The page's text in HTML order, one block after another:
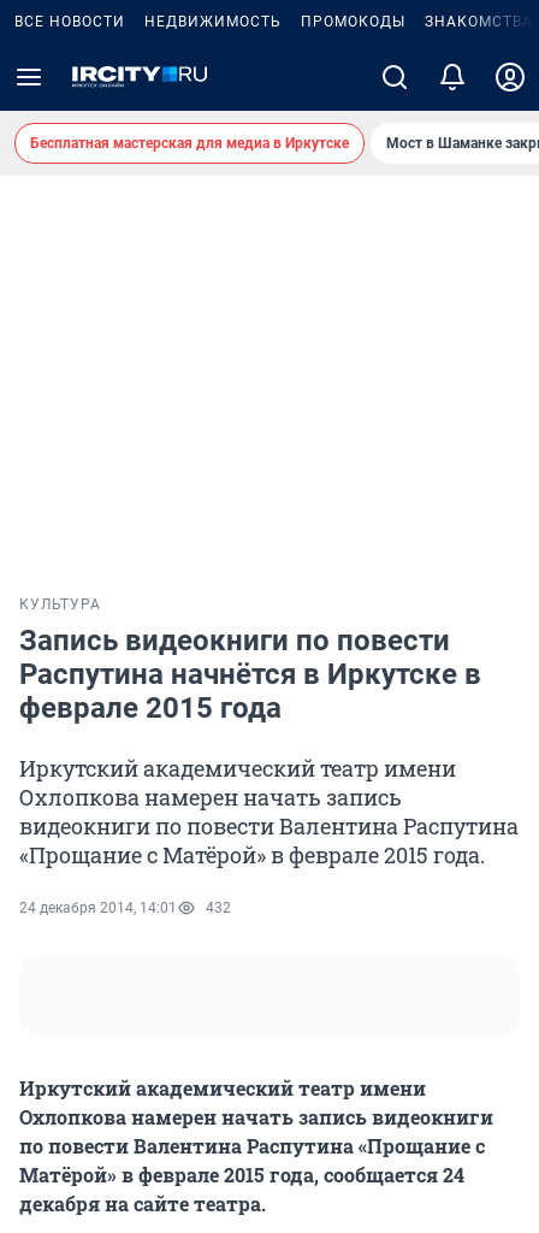
ВСЕ НОВОСТИ НЕДВИЖИМОСТЬ ПРОМОКОДЫ ЗНАКОМСТВА
Бесплатная мастерская для медиа в Иркутске Мост в Шаманке
КУЛЬТУРА
Запись видеокниги по повести
Распутина начнётся в Иркутске в
феврале 2015 года
Иркутский академический театр имени
Охлопкова намерен начать запись
видеокниги по повести Валентина Распутина
«Прощание с Матёрой» в феврале 2015 года.
24 декабря 2014, 14:01 432
Иркутский академический театр имени
Охлопкова намерен начать запись видеокниги
по повести Валентина Распутина «Прощание с
Матёрой» в феврале 2015 года, сообщается 24
декабря на сайте театра.